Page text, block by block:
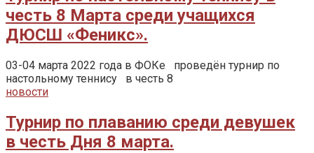
честь 8 Марта среди учащихся
ДЮСШ «Феникс».
03-04 марта 2022 года в ФОКе проведён турнир по
настольному теннису в честь 8
новости
Турнир по плаванию среди девушек
в честь Дня 8 марта.